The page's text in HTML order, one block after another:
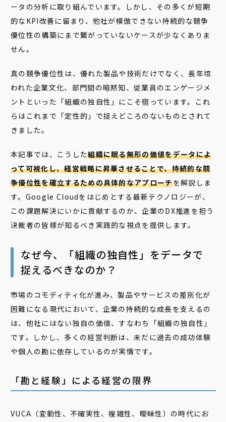
ータの分析に取り組んでいます。しかし、その多くが短期
的なKPI改善に留まり、他社が模倣できない持続的な競争
優位性の構築にまで繋がっていないケースが少なくありま
せん。
真の競争優位性は、優れた製品や技術だけでなく、長年培
われた企業文化、部門間の暗黙知、従業員のエンゲージメ
ントといった「組織の独自性」にこそ宿っています。これ
らはこれまで「定性的」で捉えどころのないものとされて
きました。
本記事では、こうした組織に眠る無形の価値をデータによ
って可視化し、経営戦略に昇華させることで、持続的な競
争優位性を確立するための具体的なアプローチを解説しま
す。Google Cloudをはじめとする最新テクノロジーが、
この課題解決にいかに貢献するのか、企業のDX推進を担う
決裁者の皆様が知るべき実践的な視点を提供します。
なぜ今、「組織の独自性」をデータで
捉えるべきなのか？
市場のコモディティ化が進み、製品やサービスの差別化が
困難になる現代において、企業の持続的な成長を支えるの
は、他社にはない独自の価値、すなわち「組織の独自性」
です。しかし、多くの経営判断は、未だに過去の成功体験
や個人の勘に依存しているのが実情です。
「勘と経験」による経営の限界
VUCA（変動性、不確実性、複雑性、曖昧性）の時代にお